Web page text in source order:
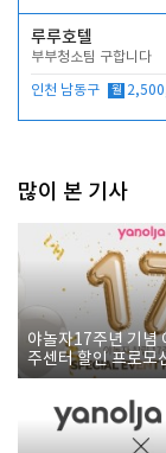
루루호텔
부부청소팀 구합니다
인천 남동구 월
많이 본 기사
야놀자17주년 기념
주센터 할인 프로모